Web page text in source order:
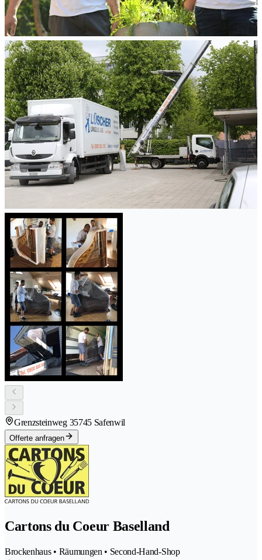
Grenzsteinweg 35745 Safenwil
Offerte anfragen
Cartons du Coeur Baselland
Brockenhaus • Räumungen • Second-Hand-Shop